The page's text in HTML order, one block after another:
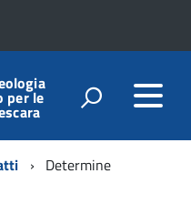
per le
Determine